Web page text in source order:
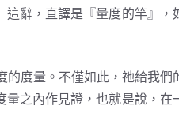
辭，直譯是『量度的竿』，
度量。不僅如此，祂給我們
之內作見證，也就是說，在